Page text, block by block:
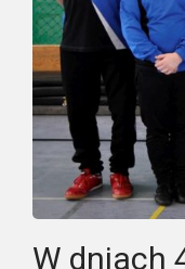
W dniach